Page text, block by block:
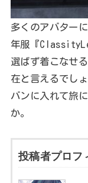
多くのアバター
年服『
選ばず着こなせ
在と言えるでし
バンに入れて旅
か。
投稿者プロフ